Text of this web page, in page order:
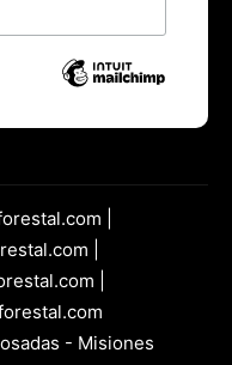
|
|
|
- Misiones